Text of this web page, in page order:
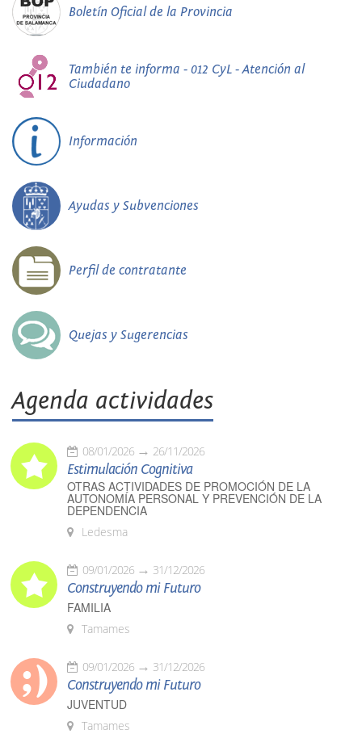
Boletín Oficial de la Provincia
También te informa - 012 CyL - Atención al
Ciudadano
Información
Ayudas y Subvenciones
Perfil de contratante
Quejas y Sugerencias
Agenda actividades
08/01/2026 26/11/2026
Estimulación Cognitiva
OTRAS ACTIVIDADES DE PROMOCIÓN DE LA
AUTONOMÍA PERSONAL Y PREVENCIÓN DE LA
DEPENDENCIA
Ledesma
09/01/2026 31/12/2026
Construyendo mi Futuro
FAMILIA
Tamames
09/01/2026 31/12/2026
Construyendo mi Futuro
JUVENTUD
Tamames